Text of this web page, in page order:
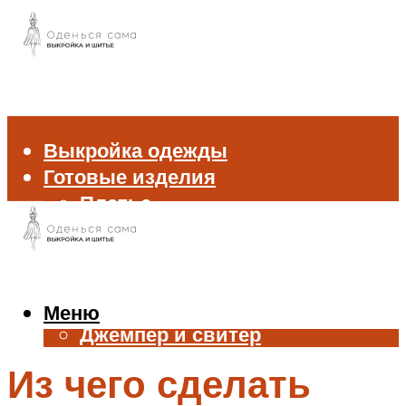
Выкройка одежды
Готовые изделия
Платье
Брюки
Жилет
Джемпер и свитер
Аксессуары
Меню
Из чего сделать